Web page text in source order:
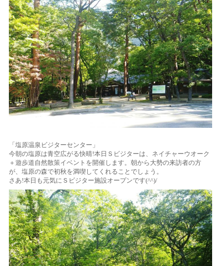
「塩原温泉ビジターセンター」
今朝の塩原は青空広がる快晴!本日Ｓビジターは、ネイチャーウオーク
＋遊歩道自然散策イベントを開催します。朝から大勢の来訪者の方
が、塩原の森で初秋を満喫してくれることでしょう。
さあ!本日も元気にＳビジター施設オープンです(^^)/